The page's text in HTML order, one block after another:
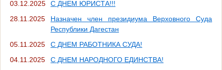
03.12.2025
С ДНЕМ ЮРИСТА!!!
28.11.2025
Назначен член президиума Верховного Суда
Республики Дагестан
05.11.2025
С ДНЕМ РАБОТНИКА СУДА!
04.11.2025
С ДНЕМ НАРОДНОГО ЕДИНСТВА!